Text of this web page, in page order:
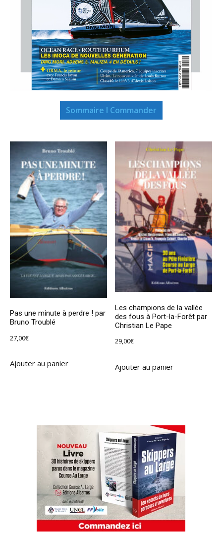
Sommaire I Commander
Pas une minute à perdre ! par
Bruno Troublé
27,00€
Ajouter au panier
Les champions de la vallée
des fous à Port-la-Forêt par
Christian Le Pape
29,00€
Ajouter au panier